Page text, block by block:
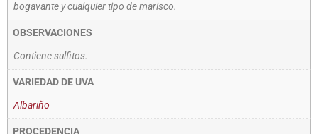
bogavante y cualquier tipo de marisco.
OBSERVACIONES
Contiene sulfitos.
VARIEDAD DE UVA
Albariño
PROCEDENCIA